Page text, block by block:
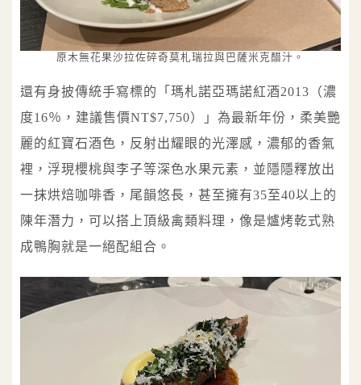
原木無花果沙拉佐碎奇莫札瑞拉與巴薩米克醋汁。
還有身披傳統手寫標的「瑪札諾亞瑪諾紅酒2013（濃
度16％，建議售價NT$7,750）」為最新年份，柔美艷
麗的紅寶石酒色，反射出耀眼的光澤感，濃郁的香氣
裡，浮現櫻桃與李子等深色水果元素，並隱隱釋放出
一抹烘焙咖啡香，尾韻悠長，甚至擁有35至40以上的
陳年潛力，可以搭上頂級禽類料理，像是爐烤乾式熟
成鴨胸就是一絕配組合。